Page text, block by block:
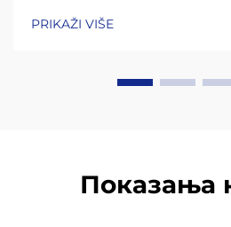
центрифугалним стресом.
ваздухопловство, ЕВ-е и
PRIKAŽI VIŠE
Показања